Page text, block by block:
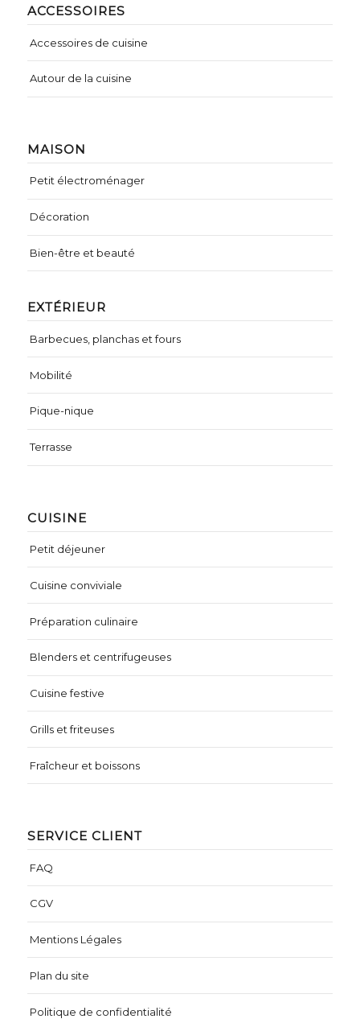
CUISINE
Petit déjeuner
Cuisine conviviale
Préparation culinaire
Blenders et centrifugeuses
Cuisine festive
Grills et friteuses
Fraîcheur et boissons
MAISON
Petit électroménager
Décoration
Bien-être et beauté
EXTÉRIEUR
Barbecues, planchas et fours
Mobilité
Pique-nique
Terrasse
ACCESSOIRES
Accessoires de cuisine
Autour de la cuisine
SERVICE CLIENT
FAQ
CGV
Mentions Légales
Plan du site
Politique de confidentialité